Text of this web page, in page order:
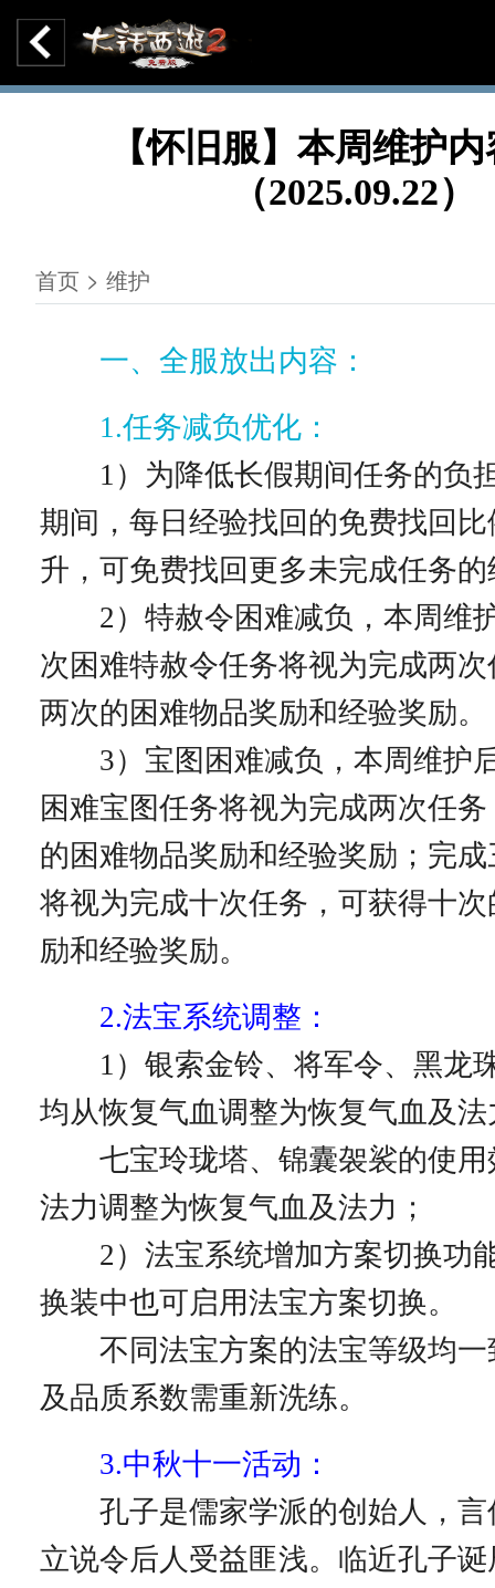
【怀旧服】本周维护
（2025.09.22）
首页 > 维护
一、全服放出内容：
1.任务减负优化：
1）为降低长假期间任务的负
期间，每日经验找回的免费找回
升，可免费找回更多未完成任务
2）特赦令困难减负，本周维
次困难特赦令任务将视为完成两
两次的困难物品奖励和经验奖励。
3）宝图困难减负，本周维护
困难宝图任务将视为完成两次任
的困难物品奖励和经验奖励；完
将视为完成十次任务，可获得十
励和经验奖励。
2.法宝系统调整：
1）银索金铃、将军令、黑龙
均从恢复气血调整为恢复气血及法
七宝玲珑塔、锦囊袈裟的使用
法力调整为恢复气血及法力；
2）法宝系统增加方案切换功
换装中也可启用法宝方案切换。
不同法宝方案的法宝等级均一
及品质系数需重新洗练。
3.中秋十一活动：
孔子是儒家学派的创始人，言
立说令后人受益匪浅。临近孔子